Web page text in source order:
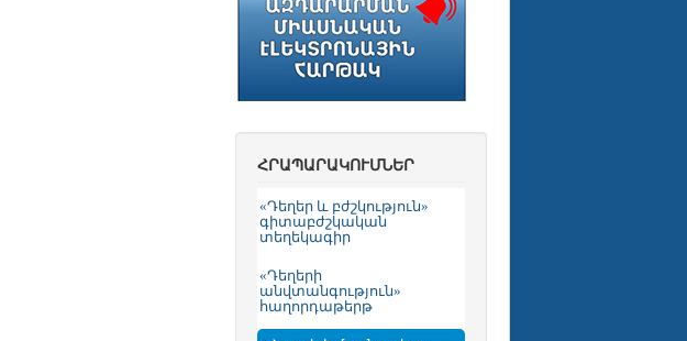
ՀՐԱՊԱՐԱԿՈՒՄՆԵՐ
«Դեղեր և բժշկություն»
գիտաբժշկական
տեղեկագիր
«Դեղերի
անվտանգություն»
հաղորդաթերթ